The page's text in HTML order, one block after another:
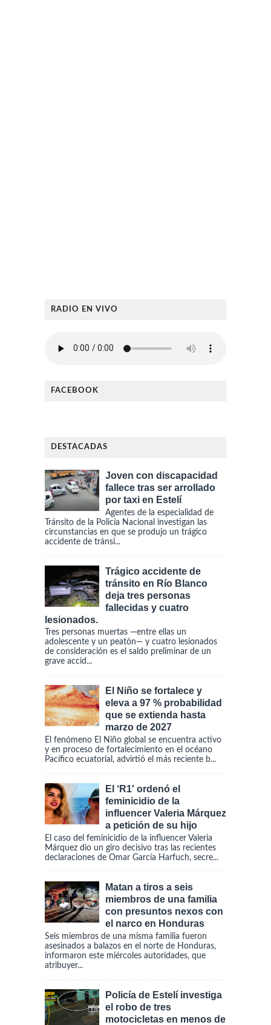
RADIO EN VIVO
FACEBOOK
DESTACADAS
Joven con discapacidad
fallece tras ser arrollado
por taxi en Estelí
Agentes de la especialidad de
Tránsito de la Policía Nacional investigan las
circunstancias en que se produjo un trágico
accidente de tránsi...
Trágico accidente de
tránsito en Río Blanco
deja tres personas
fallecidas y cuatro
lesionados.
Tres personas muertas —entre ellas un
adolescente y un peatón— y cuatro lesionados
de consideración es el saldo preliminar de un
grave accid...
El Niño se fortalece y
eleva a 97 % probabilidad
que se extienda hasta
marzo de 2027
El fenómeno El Niño global se encuentra activo
y en proceso de fortalecimiento en el océano
Pacífico ecuatorial, advirtió el más reciente b...
El ‘R1′ ordenó el
feminicidio de la
influencer Valeria Márquez
a petición de su hijo
El caso del feminicidio de la influencer Valeria
Márquez dio un giro decisivo tras las recientes
declaraciones de Omar García Harfuch, secre...
Matan a tiros a seis
miembros de una familia
con presuntos nexos con
el narco en Honduras
Seis miembros de una misma familia fueron
asesinados a balazos en el norte de Honduras,
informaron este miércoles autoridades, que
atribuyer...
Policía de Estelí investiga
el robo de tres
motocicletas en menos de